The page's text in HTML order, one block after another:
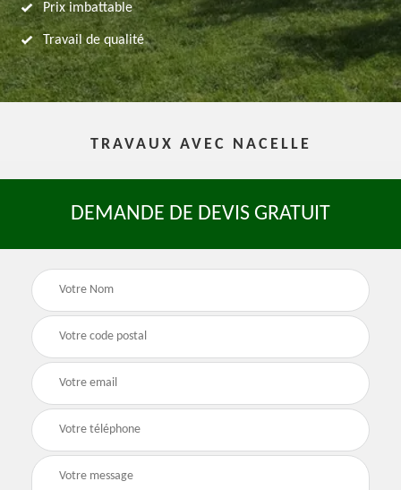
Prix imbattable
Travail de qualité
TRAVAUX AVEC NACELLE
DEMANDE DE DEVIS GRATUIT